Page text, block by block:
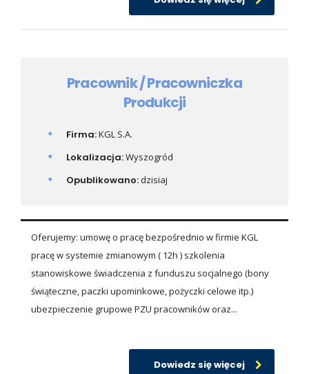
Pracownik / Pracowniczka
Produkcji
Firma:KGL S.A.
Lokalizacja:Wyszogród
Opublikowano:dzisiaj
Oferujemy: umowę o pracę bezpośrednio w firmie KGL
pracę w systemie zmianowym ( 12h ) szkolenia
stanowiskowe świadczenia z funduszu socjalnego (bony
świąteczne, paczki upominkowe, pożyczki celowe itp.)
ubezpieczenie grupowe PZU pracowników oraz...
Dowiedz się więcej